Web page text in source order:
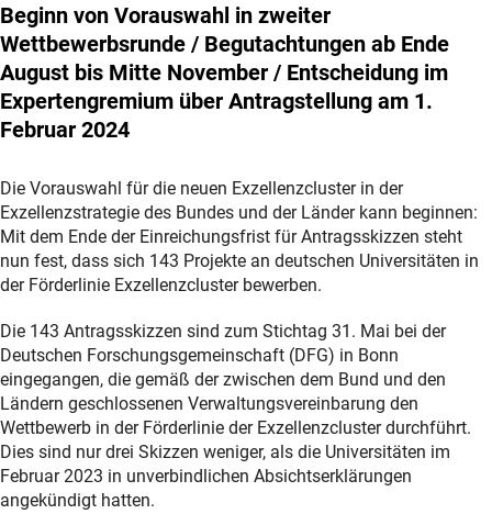
Beginn von Vorauswahl in zweiter
Wettbewerbsrunde / Begutachtungen ab Ende
August bis Mitte November / Entscheidung im
Expertengremium über Antragstellung am 1.
Februar 2024
Die Vorauswahl für die neuen Exzellenzcluster in der
Exzellenzstrategie des Bundes und der Länder kann beginnen:
Mit dem Ende der Einreichungsfrist für Antragsskizzen steht
nun fest, dass sich 143 Projekte an deutschen Universitäten in
der Förderlinie Exzellenzcluster bewerben.
Die 143 Antragsskizzen sind zum Stichtag 31. Mai bei der
Deutschen Forschungsgemeinschaft (DFG) in Bonn
eingegangen, die gemäß der zwischen dem Bund und den
Ländern geschlossenen Verwaltungsvereinbarung den
Wettbewerb in der Förderlinie der Exzellenzcluster durchführt.
Dies sind nur drei Skizzen weniger, als die Universitäten im
Februar 2023 in unverbindlichen Absichtserklärungen
angekündigt hatten.